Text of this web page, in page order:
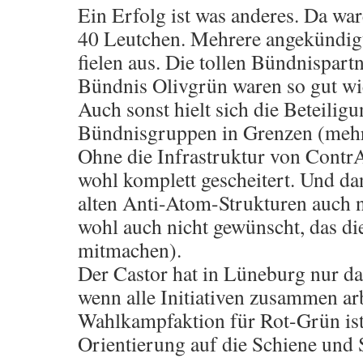
Ein Erfolg ist was anderes. Da
40 Leutchen. Mehrere
fielen aus. Die tollen
Bündnis Olivgrün waren so gut
Auch sonst hielt sich die
Bündnisgruppen in Grenzen
Ohne die Infrastruktur von
wohl komplett gescheitert. Und
alten Anti-Atom-Strukturen auch
wohl auch nicht gewünscht, das
mitmachen).
Der Castor hat in Lüneburg nur
wenn alle Initiativen zusammen
Wahlkampfaktion für Rot-Grün
Orientierung auf die Schiene und